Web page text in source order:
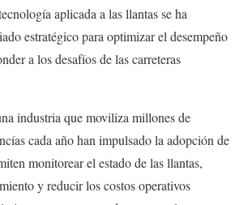
aplicada a las llantas se ha
estratégico para optimizar el desempeño
a los desafíos de las carreteras
industria que moviliza millones de
cada año han impulsado la adopción de
monitorear el estado de las llantas,
y reducir los costos operativos